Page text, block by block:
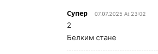
Супер 07.07.2025 At 23:02
2
Белким стане